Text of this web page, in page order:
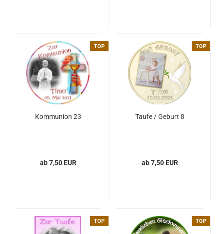
TOP
Kommunion 23
ab 7,50 EUR
TOP
Taufe / Geburt 8
ab 7,50 EUR
TOP TOP